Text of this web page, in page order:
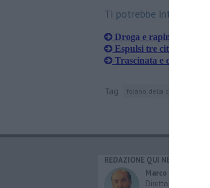
Ti potrebbe interessare
Droga e rapine, sede
Espulsi tre cittadini
Trascinata e derubata,
Tag foiano della chiana
REDAZIONE QUI NEWS
Marco Migli
Direttore